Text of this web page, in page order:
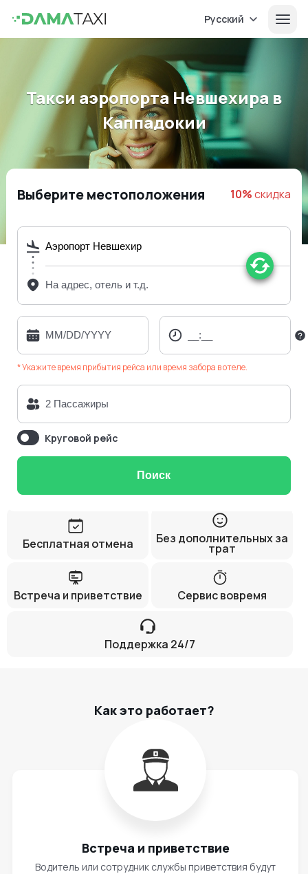
Русский
Такси аэропорта Невшехира в
Каппадокии
Выберите местоположения 10%скидка
* Укажите время прибытия рейса или время забора в отеле.
Круговой рейс
Поиск
Бесплатная отмена Без дополнительных за
трат
Встреча и приветствие Сервис вовремя
Поддержка 24/7
Как это работает?
Встреча и приветствие
Водитель или сотрудник службы приветствия будут